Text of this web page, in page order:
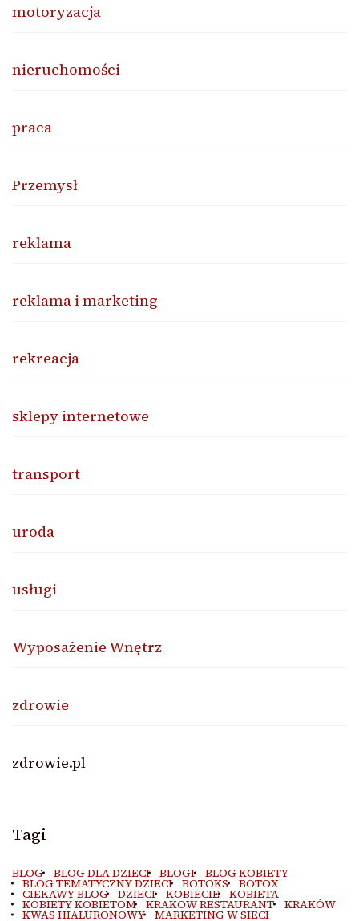
motoryzacja
nieruchomości
praca
Przemysł
reklama
reklama i marketing
rekreacja
sklepy internetowe
transport
uroda
usługi
Wyposażenie Wnętrz
zdrowie
zdrowie.pl
Tagi
BLOG BLOG DLA DZIECI BLOGI BLOG KOBIETY
BLOG TEMATYCZNY DZIECI BOTOKS BOTOX
CIEKAWY BLOG DZIECI KOBIECIE KOBIETA
KOBIETY KOBIETOM KRAKOW RESTAURANT KRAKÓW
KWAS HIALURONOWY MARKETING W SIECI